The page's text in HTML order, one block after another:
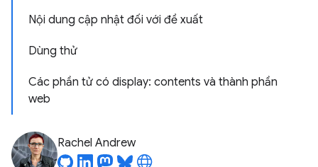
Nội dung cập nhật đối với đề xuất
Dùng thử
Các phần tử có display: contents và thành phần
web
Rachel Andrew